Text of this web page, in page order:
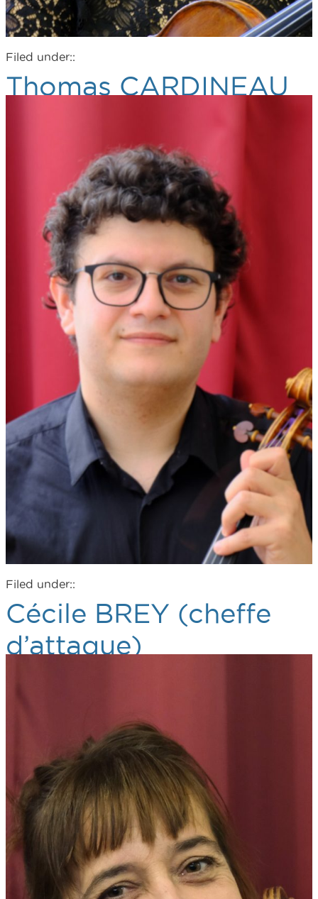
Filed under::
Thomas CARDINEAU
Filed under::
Cécile BREY (cheffe
d’attaque)